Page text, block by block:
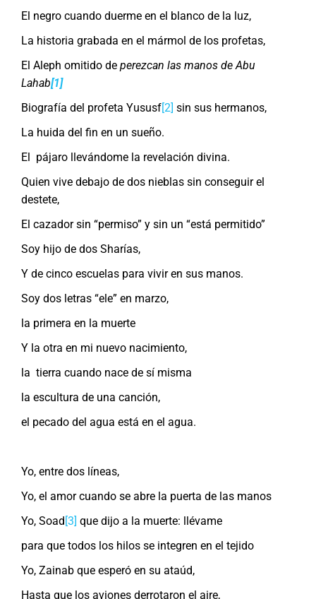
El negro cuando duerme en el blanco de la luz,
La historia grabada en el mármol de los profetas,
El Aleph omitido de perezcan las manos de Abu
Lahab[1]
Biografía del profeta Yususf[2] sin sus hermanos,
La huida del fin en un sueño.
El pájaro llevándome la revelación divina.
Quien vive debajo de dos nieblas sin conseguir el
destete,
El cazador sin “permiso” y sin un “está permitido”
Soy hijo de dos Sharías,
Y de cinco escuelas para vivir en sus manos.
Soy dos letras “ele” en marzo,
la primera en la muerte
Y la otra en mi nuevo nacimiento,
la tierra cuando nace de sí misma
la escultura de una canción,
el pecado del agua está en el agua.
Yo, entre dos líneas,
Yo, el amor cuando se abre la puerta de las manos
Yo, Soad[3] que dijo a la muerte: llévame
para que todos los hilos se integren en el tejido
Yo, Zainab que esperó en su ataúd,
Hasta que los aviones derrotaron el aire,